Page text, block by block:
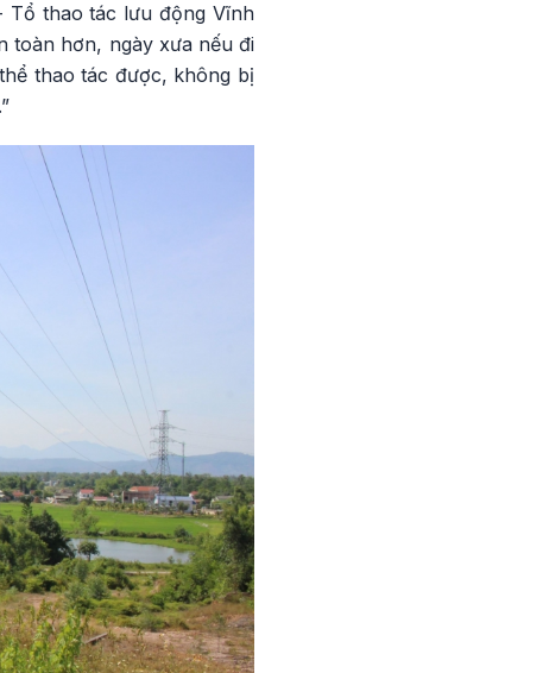
Tổ thao tác lưu động Vĩnh
toàn hơn, ngày xưa nếu đi
thao tác được, không bị